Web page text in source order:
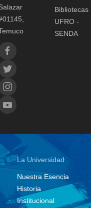
Bibliotecas
UFRO -
SENDA
La Universidad
Nuestra Esencia
Historia
Institucional